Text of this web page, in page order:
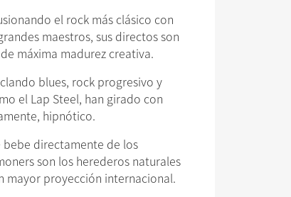
el rock más clásico con
maestros, sus directos son
máxima madurez creativa.
blues, rock progresivo y
el Lap Steel, han girado con
hipnótico.
directamente de los
son los herederos naturales
mayor proyección internacional.